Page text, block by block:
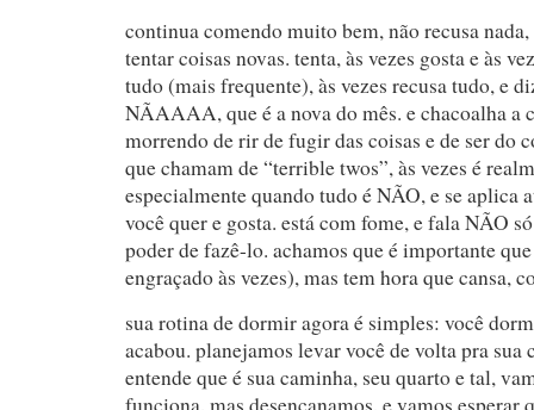
continua comendo muito bem, não recusa
tentar coisas novas. tenta, às vezes gosta e às
tudo (mais frequente), às vezes recusa tudo, e
NÃAAAA, que é a nova do mês. e chacoalha a
morrendo de rir de fugir das coisas e de ser do
que chamam de “terrible twos”, às vezes é
especialmente quando tudo é NÃO, e se aplica
você quer e gosta. está com fome, e fala NÃO
poder de fazê-lo. achamos que é importante
engraçado às vezes), mas tem hora que cansa,
sua rotina de dormir agora é simples: você
acabou. planejamos levar você de volta pra sua
entende que é sua caminha, seu quarto e tal,